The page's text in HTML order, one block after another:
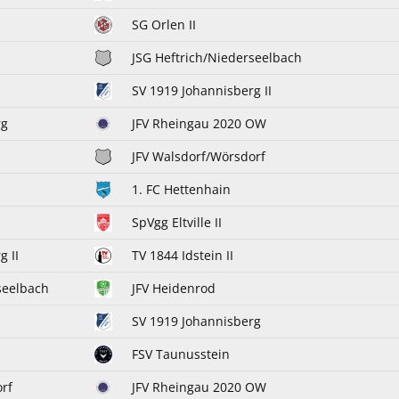
SG Orlen II
JSG Heftrich/Niederseelbach
SV 1919 Johannisberg II
JFV Rheingau 2020 OW
JFV Walsdorf/Wörsdorf
1. FC Hettenhain
SpVgg Eltville II
II
TV 1844 Idstein II
JFV Heidenrod
SV 1919 Johannisberg
FSV Taunusstein
JFV Rheingau 2020 OW